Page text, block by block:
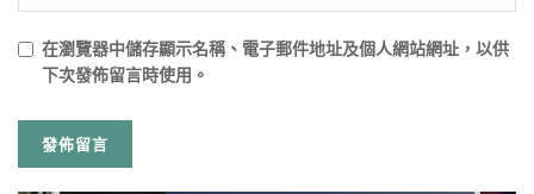
在瀏覽器中儲存顯示名稱、電子郵件地址及個人網站網址，以供
下次發佈留言時使用。